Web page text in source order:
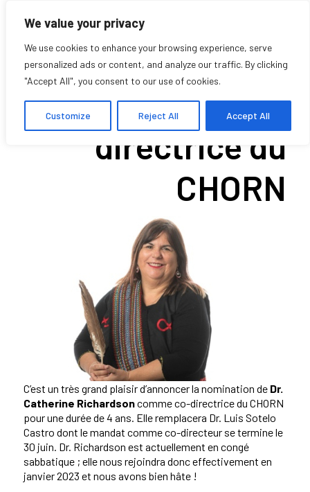
We value your privacy
We use cookies to enhance your browsing experience, serve
personalized ads or content, and analyze our traffic. By clicking
"Accept All", you consent to our use of cookies.
Customize Reject All Accept All
Nouvelle co-
directrice du
CHORN
C’est un très grand plaisir d’annoncer la nomination de Dr.
Catherine Richardsoncomme co-directrice du CHORN
pour une durée de 4 ans. Elle remplacera Dr. Luis Sotelo
Castro dont le mandat comme co-directeur se termine le
30 juin. Dr. Richardson est actuellement en congé
sabbatique ; elle nous rejoindra donc effectivement en
janvier 2023 et nous avons bien hâte !